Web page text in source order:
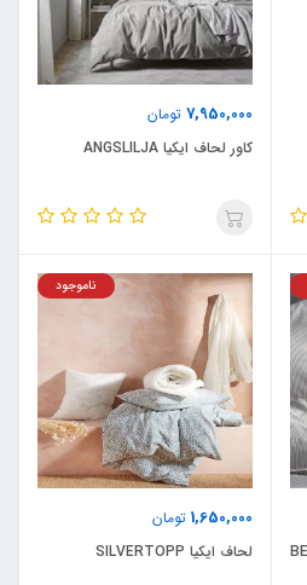
7,950,000 تومان
کاور لحاف ایکیا ANGSLILJA
1,650,000 تومان
ناموجود
لحاف ایکیا SILVERTOPP